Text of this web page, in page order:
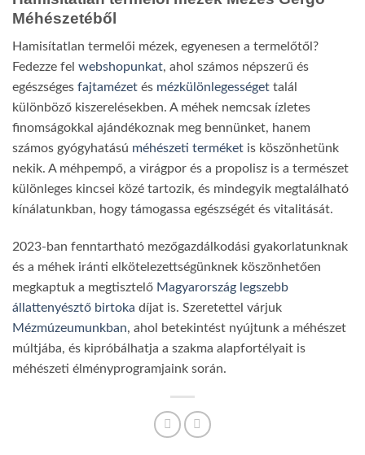
Méhészetéből
Hamisítatlan termelői mézek, egyenesen a termelőtől?
Fedezze fel webshopunkat, ahol számos népszerű és
egészséges fajtamézet és mézkülönlegességet talál
különböző kiszerelésekben. A méhek nemcsak ízletes
finomságokkal ajándékoznak meg bennünket, hanem
számos gyógyhatású méhészeti terméket is köszönhetünk
nekik. A méhpempő, a virágpor és a propolisz is a természet
különleges kincsei közé tartozik, és mindegyik megtalálható
kínálatunkban, hogy támogassa egészségét és vitalitását.
2023-ban fenntartható mezőgazdálkodási gyakorlatunknak
és a méhek iránti elkötelezettségünknek köszönhetően
megkaptuk a megtisztelő Magyarország legszebb
állattenyésztő birtoka díjat is. Szeretettel várjuk
Mézmúzeumunkban, ahol betekintést nyújtunk a méhészet
múltjába, és kipróbálhatja a szakma alapfortélyait is
méhészeti élményprogramjaink során.